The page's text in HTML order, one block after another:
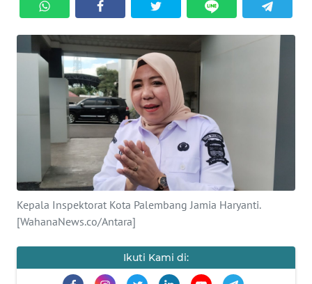
Kepala Inspektorat Kota Palembang Jamia Haryanti.
[WahanaNews.co/Antara]
Ikuti Kami di:
OPINI
Informasi
INDEKS
INFO
IKLAN
KAMI